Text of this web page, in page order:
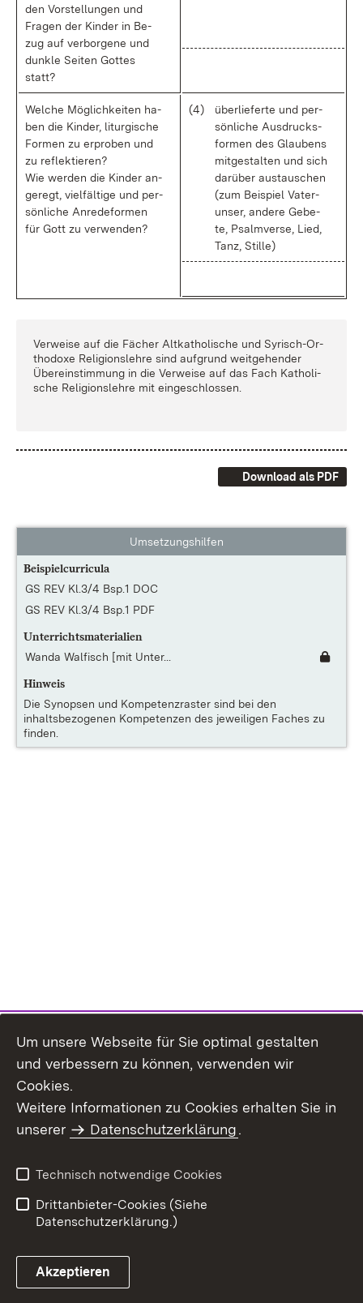
den Vor­stel­lun­gen und
Fra­gen der Kin­der in Be­
zug auf ver­bor­ge­ne und
dunk­le Sei­ten Got­tes
statt?
Wel­che Mög­lich­kei­ten ha­
ben die Kin­der, lit­ur­gi­sche
For­men zu er­pro­ben und
zu re­flek­tie­ren?
Wie wer­den die Kin­der an­
ge­regt, viel­fäl­ti­ge und per­
sön­li­che An­re­de­for­men
für Gott zu ver­wen­den?
(4)
über­lie­fer­te und per­
sön­li­che Aus­drucks­
for­men des Glau­bens
mit­ge­stal­ten und sich
dar­über aus­tau­schen
(zum Bei­spiel Va­ter­
un­ser, an­de­re Ge­be­
te, Psalm­ver­se, Lied,
Tanz, Stil­le)
Ver­wei­se auf die Fä­cher Alt­ka­tho­li­sche und Sy­risch-Or­
tho­do­xe Re­li­gi­ons­leh­re sind auf­grund weit­ge­hen­der
Über­ein­stim­mung in die Ver­wei­se auf das Fach Ka­tho­li­
sche Re­li­gi­ons­leh­re mit ein­ge­schlos­sen.
Download als PDF
Umsetzungshilfen
Beispielcurricula
GS REV Kl.3/4 Bsp.1 DOC
GS REV Kl.3/4 Bsp.1 PDF
Unterrichtsmaterialien
Wanda Walfisch [mit Unter...
Hinweis
Die Synopsen und Kompetenzraster sind bei den
inhaltsbezogenen Kompetenzen des jeweiligen Faches zu
finden.
Um unsere Webseite für Sie optimal gestalten
und verbessern zu können, verwenden wir
Cookies.
Weitere Informationen zu Cookies erhalten Sie in
unserer
Datenschutzerklärung.
Technisch notwendige Cookies
Drittanbieter-Cookies (Siehe
Datenschutzerklärung.)
Akzeptieren